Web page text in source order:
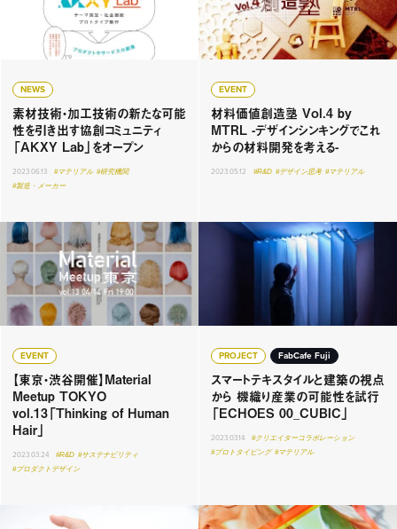
NEWS
素材技術・加工技術の新たな可能
性を引き出す協創コミュニティ
「AKXY Lab」をオープン
2023.06.13 #マテリアル #研究機関
#製造・メーカー
EVENT
材料価値創造塾 Vol.4 by
MTRL -デザインシンキングでこれ
からの材料開発を考える-
2023.05.12 #R&D #デザイン思考 #マテリアル
EVENT
【東京・渋谷開催】Material
Meetup TOKYO
vol.13「Thinking of Human
Hair」
2023.03.24 #R&D #サステナビリティ
#プロダクトデザイン
PROJECT FabCafe Fuji
スマートテキスタイルと建築の視点
から 機織り産業の可能性を試行
「ECHOES 00_CUBIC」
2023.03.14
#クリエイターコラボレーション
#プロトタイピング #マテリアル